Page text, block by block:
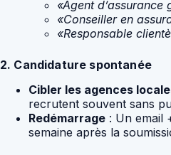
«Agent d’assurance
«Conseiller en
«Responsable
2. Candidature spontanée
Cibler les agences
recrutent souvent sans
Redémarrage : Un email
semaine après la